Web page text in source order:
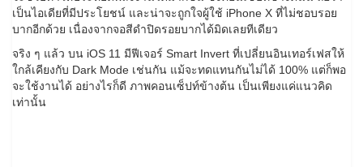
เป็นไอเดียที่มีประโยชน์ และน่าจะถูกใจผู้ใช้ iPhone X ที่ไม่ชอบรอย
บากอีกด้วย เนื่องจากจอสีดำปิดรอยบากได้มิดเลยทีเดียว
จริง ๆ แล้ว บน iOS 11 มีฟีเจอร์ Smart Invert ที่เปลี่ยนอินเทอร์เฟสให้
ใกล้เคียงกับ Dark Mode เช่นกัน แม้จะทดแทนกันไม่ได้ 100% แต่ก็พอ
จะใช้งานได้ อย่างไรก็ดี ภาพคอนเซ็ปท์ข้างต้น เป็นเพียงแค่แนวคิด
เท่านั้น